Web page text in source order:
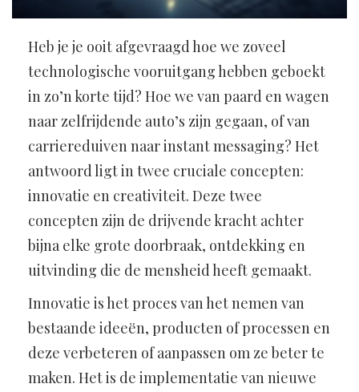
Heb je je ooit afgevraagd hoe we zoveel
technologische vooruitgang hebben geboekt
in zo’n korte tijd? Hoe we van paard en wagen
naar zelfrijdende auto’s zijn gegaan, of van
carriereduiven naar instant messaging? Het
antwoord ligt in twee cruciale concepten:
innovatie en creativiteit. Deze twee
concepten zijn de drijvende kracht achter
bijna elke grote doorbraak, ontdekking en
uitvinding die de mensheid heeft gemaakt.
Innovatie is het proces van het nemen van
bestaande ideeën, producten of processen en
deze verbeteren of aanpassen om ze beter te
maken. Het is de implementatie van nieuwe